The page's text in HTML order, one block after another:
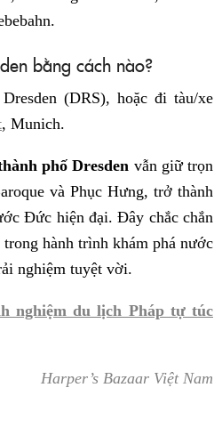
bằng cách nào?
(DRS), hoặc đi tàu/xe
, Munich.
phố Dresden vẫn giữ trọn
và Phục Hưng, trở thành
Đức hiện đại. Đây chắc chắn
hành trình khám phá nước
nghiệm tuyệt vời.
nghiệm du lịch Pháp tự túc
Harper’s Bazaar Việt Nam